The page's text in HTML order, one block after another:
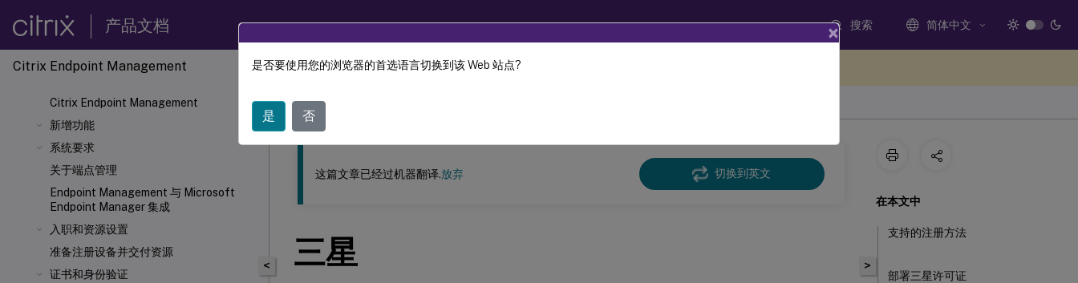
产品文档 搜索 简体中文
Citrix Endpoint Management
Citrix Endpoint Management
新增功能
系统要求
关于端点管理
Endpoint Management 与 Microsoft
Endpoint Manager 集成
入职和资源设置
准备注册设备并交付资源
证书和身份验证
此内容已经过机器动态翻译。
<
这篇文章已经过机器翻译.放弃 切换到英文
三星 >
在本文中
支持的注册方法
部署三星许可证
×
是否要使用您的浏览器的首选语言切换到该 Web 站点?
是 否